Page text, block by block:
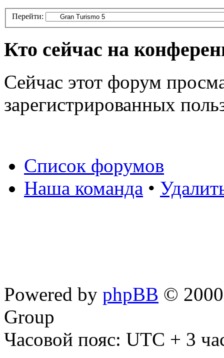
Перейти:
Кто сейчас на
Сейчас этот форум
зарегистрированных
Список форумов
Наша команда •
Powered by phpBB ©
Group
Часовой пояс: UTC + 3